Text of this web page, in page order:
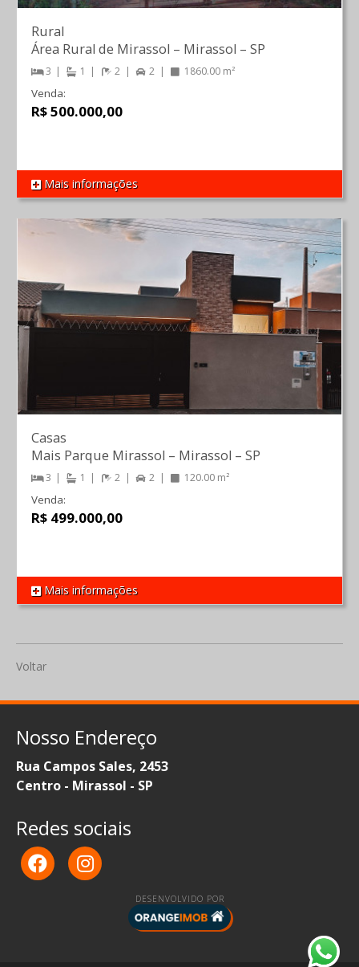
REF 1471
Rural
Área Rural de Mirassol – Mirassol – SP
3 1 2 2 1860.00 m²
Venda:
R$ 500.000,00
Mais informações
REF 1056
Casas
Mais Parque Mirassol – Mirassol – SP
3 1 2 2 120.00 m²
Venda:
R$ 499.000,00
Mais informações
Voltar
Nosso Endereço
Rua Campos Sales, 2453
Centro - Mirassol - SP
Redes sociais
DESENVOLVIDO POR